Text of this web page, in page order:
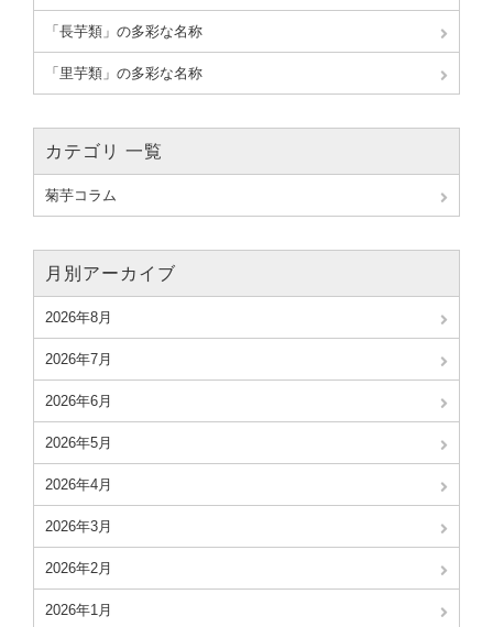
「長芋類」の多彩な名称
「里芋類」の多彩な名称
カテゴリ 一覧
菊芋コラム
月別アーカイブ
2026年8月
2026年7月
2026年6月
2026年5月
2026年4月
2026年3月
2026年2月
2026年1月